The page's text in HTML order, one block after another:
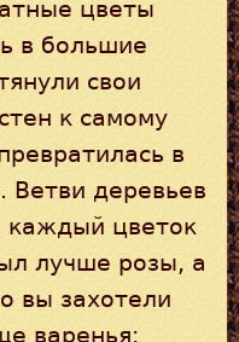
цветы
в большие
свои
к самому
в
Ветви деревьев
каждый цветок
лучше розы, а
вы захотели
варенья;